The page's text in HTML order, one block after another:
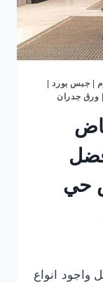
| جبس بورد|
ورق جدران
افضل
حي
انواع